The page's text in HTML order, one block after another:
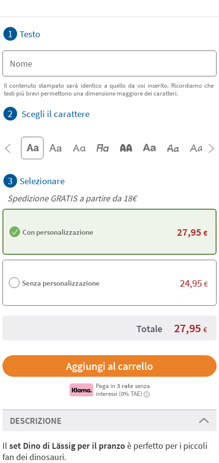
1 Testo
Il contenuto stampato sarà identico a quello da voi inserito. Ricordiamo che
testi più brevi permettono una dimensione maggiore dei caratteri.
2 Scegli il carattere
3 Selezionare
Spedizione GRATIS a partire da18€
Con personalizzazione 27,95 €
Senza personalizzazione 24,95 €
Totale 27,95 €
Paga in 3 rate senza
interessi (0% TAE)
i
DESCRIZIONE
Il set Dino di Lässig per il pranzoè perfetto per i piccoli
fan dei dinosauri.